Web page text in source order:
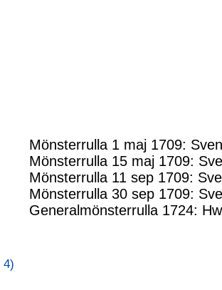
Mönsterrulla 1 maj 1709:
Mönsterrulla 15 maj 1709:
Mönsterrulla 11 sep 1709:
Mönsterrulla 30 sep 1709:
Generalmönsterrulla 1724:
4)